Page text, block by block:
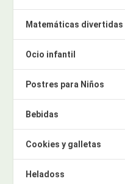
Matemáticas divertidas
Ocio infantil
Postres para Niños
Bebidas
Cookies y galletas
Heladoss